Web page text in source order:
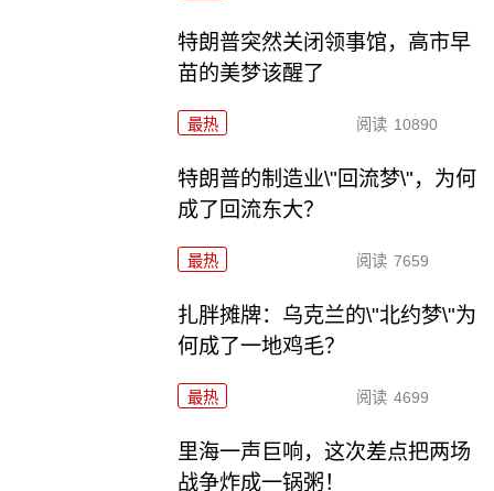
特朗普突然关闭领事馆，高市早
苗的美梦该醒了
最热 阅读 10890
特朗普的制造业\"回流梦\"，为何
成了回流东大？
最热 阅读 7659
扎胖摊牌：乌克兰的\"北约梦\"为
何成了一地鸡毛？
最热 阅读 4699
里海一声巨响，这次差点把两场
战争炸成一锅粥！